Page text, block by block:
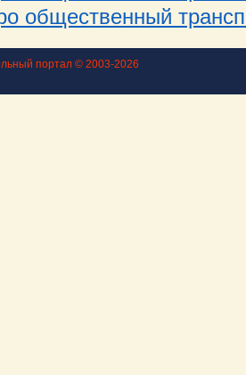
общественный
портал © 2003-2026